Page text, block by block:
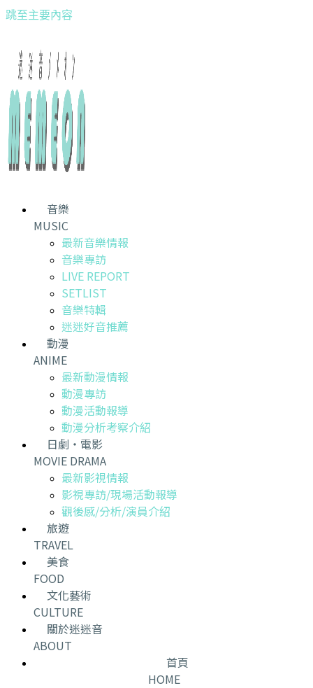
跳至主要內容
音樂
MUSIC
最新音樂情報
音樂專訪
LIVE REPORT
SETLIST
音樂特輯
迷迷好音推薦
動漫
ANIME
最新動漫情報
動漫專訪
動漫活動報導
動漫分析考察介紹
日劇・電影
MOVIE DRAMA
最新影視情報
影視專訪/現場活動報導
觀後感/分析/演員介紹
旅遊
TRAVEL
美食
FOOD
文化藝術
CULTURE
關於迷迷音
ABOUT
首頁
HOME